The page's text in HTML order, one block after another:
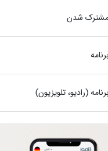
شدن
برنامه
برنامه (رادیو، تلویزیون)